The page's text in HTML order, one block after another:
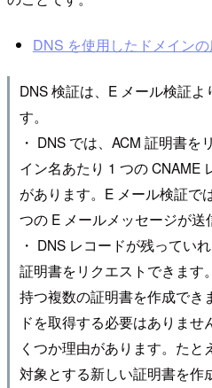
DNS を使用したドメイン
DNS 検証は、E メール検証
す。
・ DNS では、ACM 証明書
イン名あたり 1 つの CNAME
があります。E メール検証で
つの E メールメッセージが送
・ DNS レコードが残ってい
証明書をリクエストできます
持つ複数の証明書を作成でき
ドを取得する必要はありま
くつか理由があります。た
対象とする新しい証明書を作